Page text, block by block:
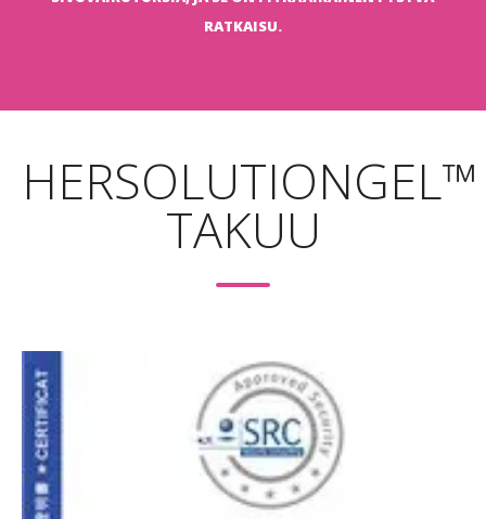
RATKAISU.
HERSOLUTIONGEL™
TAKUU